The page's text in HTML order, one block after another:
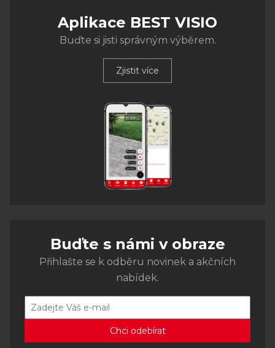
Aplikace BEST VISIO
Buďte si jisti správným výběrem.
Zjistit více
Buďte s námi v obraze
Přihlašte se k odběru novinek a akčních
nabídek.